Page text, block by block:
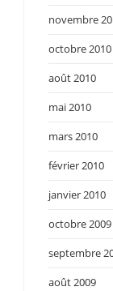
novembre
octobre 2010
août 2010
mai 2010
mars 2010
février 2010
janvier 2010
octobre 2009
septembre
août 2009